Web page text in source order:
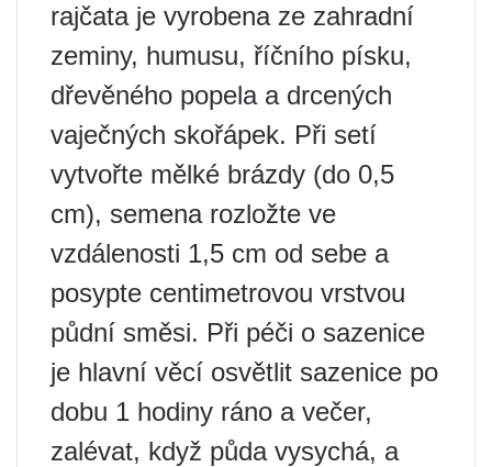
rajčata je vyrobena ze zahradní
zeminy, humusu, říčního písku,
dřevěného popela a drcených
vaječných skořápek. Při setí
vytvořte mělké brázdy (do 0,5
cm), semena rozložte ve
vzdálenosti 1,5 cm od sebe a
posypte centimetrovou vrstvou
půdní směsi. Při péči o sazenice
je hlavní věcí osvětlit sazenice po
dobu 1 hodiny ráno a večer,
zalévat, když půda vysychá, a